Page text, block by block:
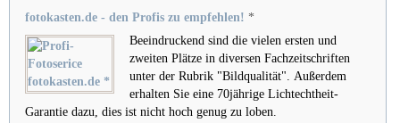
fotokasten.de - den Profis zu empfehlen! *
Beeindruckend sind die vielen ersten und
zweiten Plätze in diversen Fachzeitschriften
unter der Rubrik "Bildqualität". Außerdem
erhalten Sie eine 70jährige Lichtechtheit-
Garantie dazu, dies ist nicht hoch genug zu loben.